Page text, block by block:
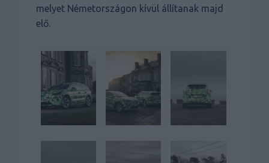
melyet Németországon kívül állítanak majd
elő.